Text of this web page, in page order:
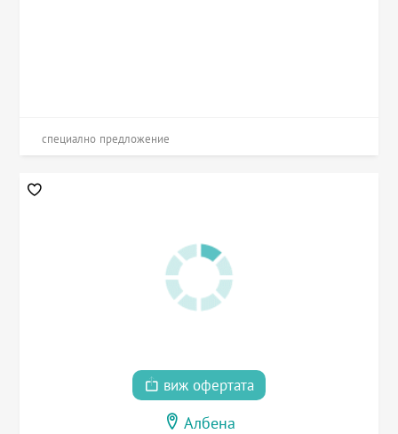
специално предложение
виж офертата
Албена